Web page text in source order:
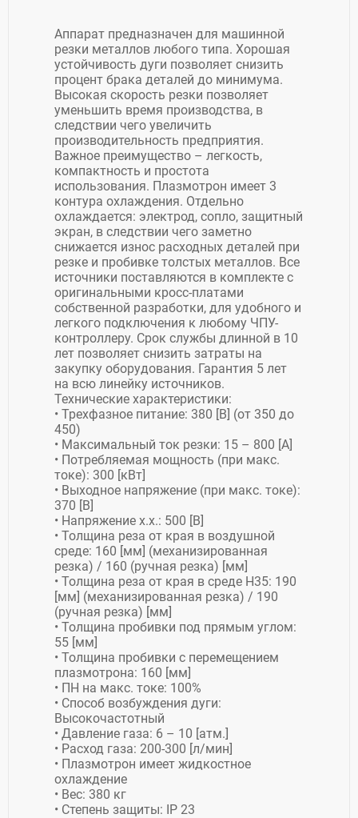
Аппарат предназначен для машинной
резки металлов любого типа. Хорошая
устойчивость дуги позволяет снизить
процент брака деталей до минимума.
Высокая скорость резки позволяет
уменьшить время производства, в
следствии чего увеличить
производительность предприятия.
Важное преимущество – легкость,
компактность и простота
использования. Плазмотрон имеет 3
контура охлаждения. Отдельно
охлаждается: электрод, сопло, защитный
экран, в следствии чего заметно
снижается износ расходных деталей при
резке и пробивке толстых металлов. Все
источники поставляются в комплекте с
оригинальными кросс-платами
собственной разработки, для удобного и
легкого подключения к любому ЧПУ-
контроллеру. Срок службы длинной в 10
лет позволяет снизить затраты на
закупку оборудования. Гарантия 5 лет
на всю линейку источников.
Технические характеристики:
• Трехфазное питание: 380 [В] (от 350 до
450)
• Максимальный ток резки: 15 – 800 [А]
• Потребляемая мощность (при макс.
токе): 300 [кВт]
• Выходное напряжение (при макс. токе):
370 [В]
• Напряжение х.х.: 500 [В]
• Толщина реза от края в воздушной
среде: 160 [мм] (механизированная
резка) / 160 (ручная резка) [мм]
• Толщина реза от края в среде H35: 190
[мм] (механизированная резка) / 190
(ручная резка) [мм]
• Толщина пробивки под прямым углом:
55 [мм]
• Толщина пробивки с перемещением
плазмотрона: 160 [мм]
• ПН на макс. токе: 100%
• Способ возбуждения дуги:
Высокочастотный
• Давление газа: 6 – 10 [атм.]
• Расход газа: 200-300 [л/мин]
• Плазмотрон имеет жидкостное
охлаждение
• Вес: 380 кг
• Степень защиты: IP 23